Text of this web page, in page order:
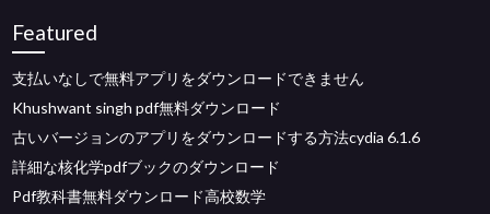
Featured
支払いなしで無料アプリをダウンロードできません
Khushwant singh pdf無料ダウンロード
古いバージョンのアプリをダウンロードする方法cydia 6.1.6
詳細な核化学pdfブックのダウンロード
Pdf教科書無料ダウンロード高校数学